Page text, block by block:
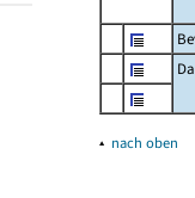
▴ nach oben